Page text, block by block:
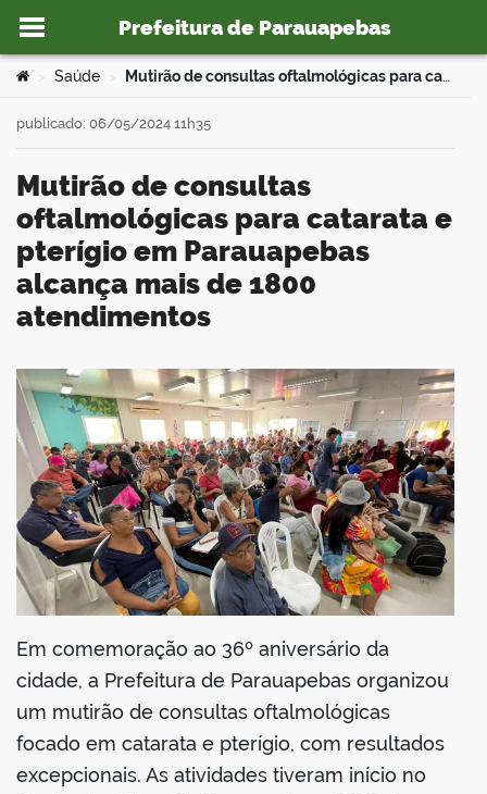
Ir para o conteúdo
Prefeitura de Parauapebas
portal
Você está aqui:
Saúde Mutirão de consultas oftalmológicas para catarata e pterígio em Parauapebas alcança mais de 1800 atendimentos
Mutirão de consultas
oftalmológicas para catarata e
pterígio em Parauapebas
alcança mais de 1800
atendimentos
publicado: 06/05/2024 11h35
Em comemoração ao 36º aniversário da
cidade, a Prefeitura de Parauapebas organizou
um mutirão de consultas oftalmológicas
focado em catarata e pterígio, com resultados
excepcionais. As atividades tiveram início no